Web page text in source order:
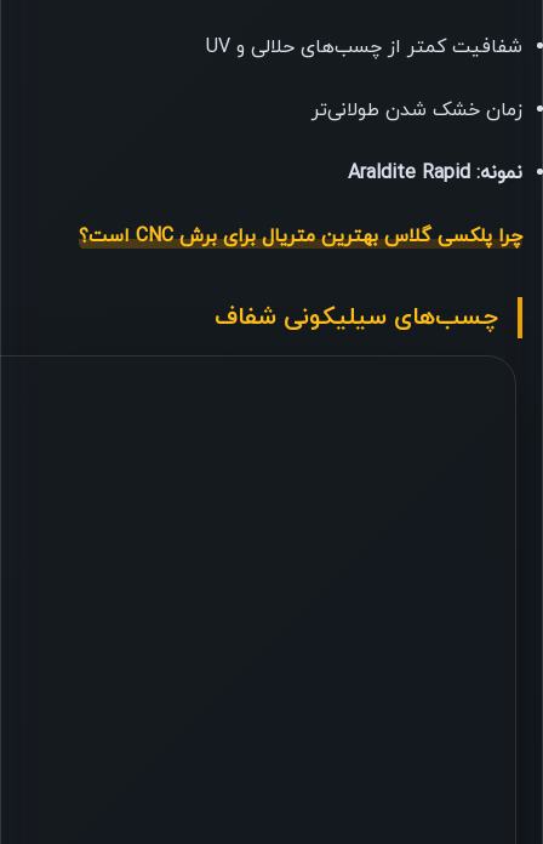
شفافیت کمتر از چسب‌های حلالی و UV
زمان خشک شدن طولانی‌تر
نمونه: Araldite Rapid
چرا پلکسی گلاس بهترین متریال برای برش CNC است؟
چسب‌های سیلیکونی شفاف